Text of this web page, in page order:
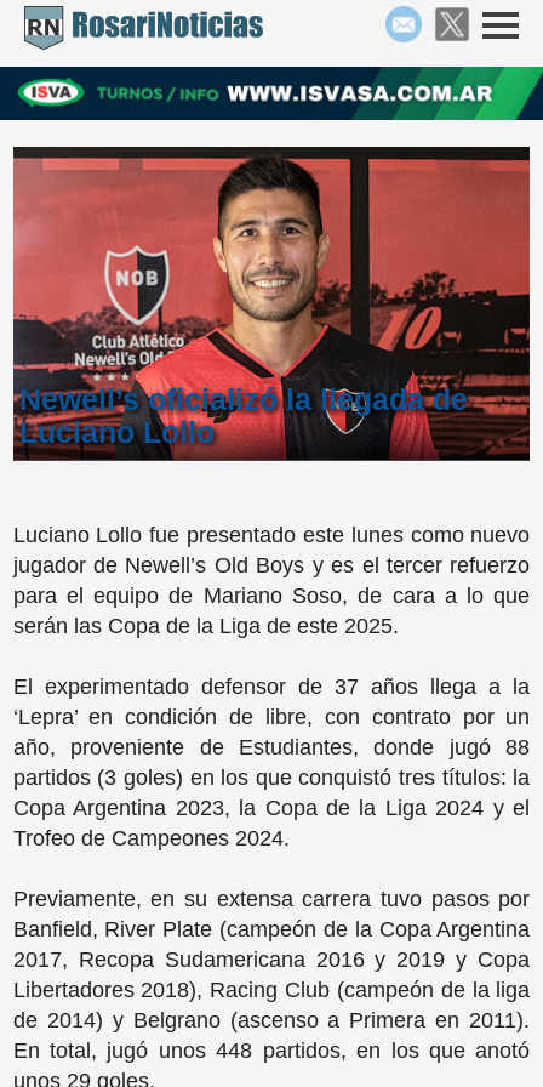
Newell’s oficializó la llegada de
Luciano Lollo
Luciano Lollo fue presentado este lunes como nuevo
jugador de Newell’s Old Boys y es el tercer refuerzo
para el equipo de Mariano Soso, de cara a lo que
serán las Copa de la Liga de este 2025.
El experimentado defensor de 37 años llega a la
‘Lepra’ en condición de libre, con contrato por un
año, proveniente de Estudiantes, donde jugó 88
partidos (3 goles) en los que conquistó tres títulos: la
Copa Argentina 2023, la Copa de la Liga 2024 y el
Trofeo de Campeones 2024.
Previamente, en su extensa carrera tuvo pasos por
Banfield, River Plate (campeón de la Copa Argentina
2017, Recopa Sudamericana 2016 y 2019 y Copa
Libertadores 2018), Racing Club (campeón de la liga
de 2014) y Belgrano (ascenso a Primera en 2011).
En total, jugó unos 448 partidos, en los que anotó
unos 29 goles.